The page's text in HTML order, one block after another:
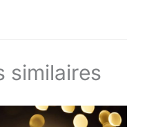
similaires